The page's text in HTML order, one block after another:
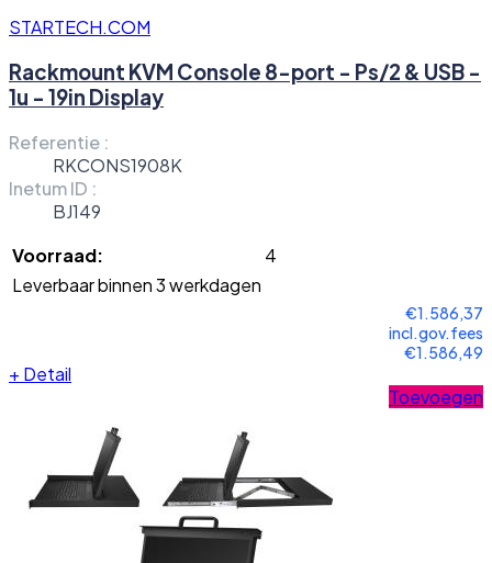
STARTECH.COM
Rackmount KVM Console 8-port - Ps/2 & USB -
1u - 19in Display
Referentie :
RKCONS1908K
Inetum ID :
BJ149
Voorraad:
4
Leverbaar binnen 3 werkdagen
€1.586,37
incl.gov.fees
€1.586,49
+ Detail
Toevoegen